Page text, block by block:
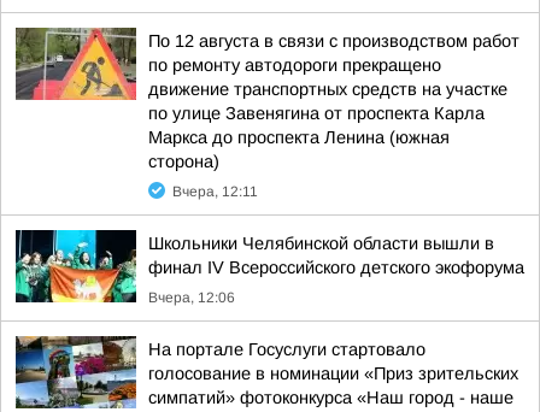
По 12 августа в связи с производством работ
по ремонту автодороги прекращено
движение транспортных средств на участке
по улице Завенягина от проспекта Карла
Маркса до проспекта Ленина (южная
сторона)
Вчера, 12:11
Школьники Челябинской области вышли в
финал IV Всероссийского детского экофорума
Вчера, 12:06
На портале Госуслуги стартовало
голосование в номинации «Приз зрительских
симпатий» фотоконкурса «Наш город - наше